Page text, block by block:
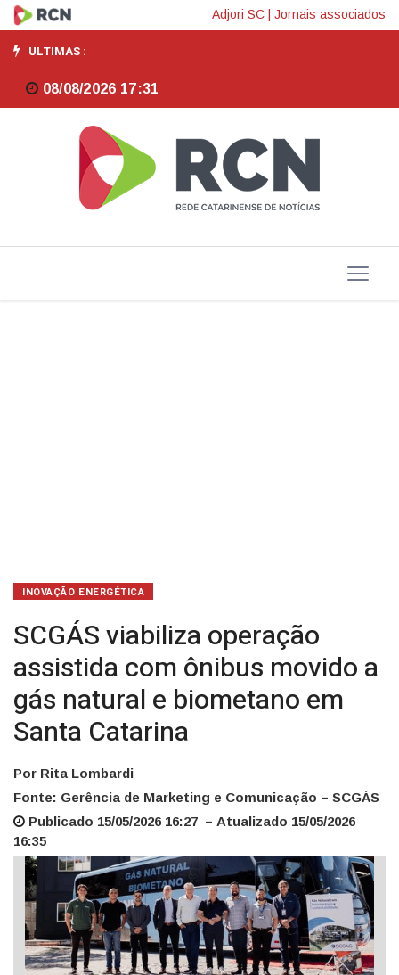
SCGÁS
viabiliza
operação
assistida
ônibus
movido
Adjori SC Jornais associados
ULTIMAS :
08/08/2026 17:31
INOVAÇÃO ENERGÉTICA
SCGÁS viabiliza operação
assistida com ônibus movido a
gás natural e biometano em
Santa Catarina
Por Rita Lombardi
Fonte: Gerência de Marketing e Comunicação – SCGÁS
Publicado 15/05/2026 16:27 – Atualizado 15/05/2026
16:35